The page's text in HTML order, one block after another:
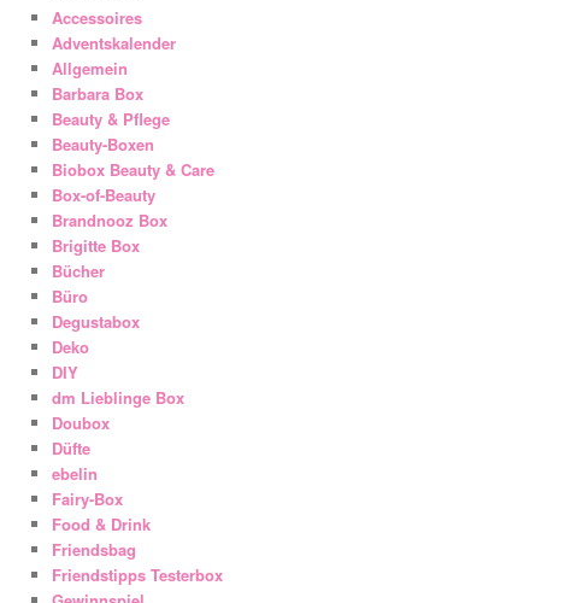
Accessoires
Adventskalender
Allgemein
Barbara Box
Beauty & Pflege
Beauty-Boxen
Biobox Beauty & Care
Box-of-Beauty
Brandnooz Box
Brigitte Box
Bücher
Büro
Degustabox
Deko
DIY
dm Lieblinge Box
Doubox
Düfte
ebelin
Fairy-Box
Food & Drink
Friendsbag
Friendstipps Testerbox